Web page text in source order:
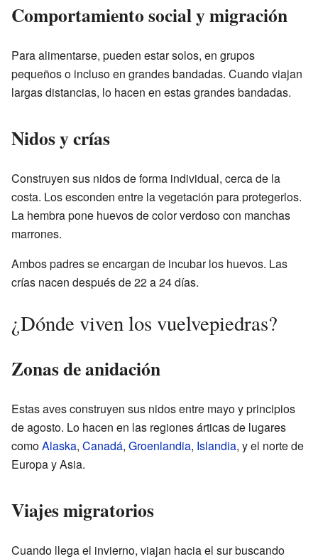
Comportamiento social y migración
Para alimentarse, pueden estar solos, en grupos
pequeños o incluso en grandes bandadas. Cuando viajan
largas distancias, lo hacen en estas grandes bandadas.
Nidos y crías
Construyen sus nidos de forma individual, cerca de la
costa. Los esconden entre la vegetación para protegerlos.
La hembra pone huevos de color verdoso con manchas
marrones.
Ambos padres se encargan de incubar los huevos. Las
crías nacen después de 22 a 24 días.
¿Dónde viven los vuelvepiedras?
Zonas de anidación
Estas aves construyen sus nidos entre mayo y principios
de agosto. Lo hacen en las regiones árticas de lugares
comoAlaska, Canadá, Groenlandia, Islandia, y el norte de
Europa y Asia.
Viajes migratorios
Cuando llega el invierno, viajan hacia el sur buscando